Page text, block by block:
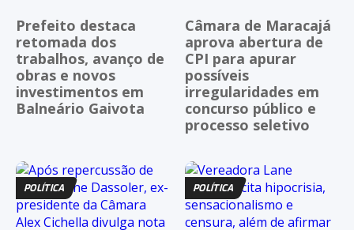
Prefeito destaca
retomada dos
trabalhos, avanço de
obras e novos
investimentos em
Balneário Gaivota
Câmara de Maracajá
aprova abertura de
CPI para apurar
possíveis
irregularidades em
concurso público e
processo seletivo
POLÍTICA POLÍTICA